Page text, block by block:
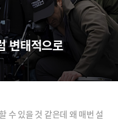
변태적으로
수 있을 것 같은데 왜 매번 설